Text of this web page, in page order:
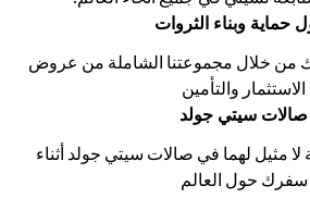
حماية وبناء الثروات
من خلال مجموعتنا الشاملة من عروض
الاستثمار والتأمين
صالات سيتي جولد
لا مثيل لهما في صالات سيتي جولد أثناء
سفرك حول العالم